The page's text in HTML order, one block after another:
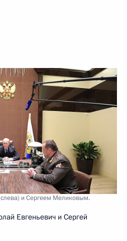
и Сергеем Меликовым.
Евгеньевич и Сергей